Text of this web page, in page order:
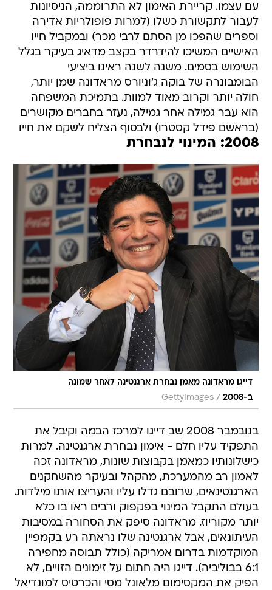
עם עצמו. קריירת האימון לא התרוממה, הניסיונות
לעבור לתקשורת כשלו (למרות פופולריות אדירה
וספרים שהפכו מן הסתם לרבי מכר) ובמקביל חייו
האישיים המשיכו להידרדר בקצב מדאיג בעיקר בגלל
השימוש בסמים. משנה לשנה ראינו ביציעי
הבומבונרה של בוקה ג'וניורס מראדונה שמן יותר,
חולה יותר וקרוב מאוד למוות. בתמיכת המשפחה
הוא עבר גמילה אחר גמילה, נעזר בחברים מקושרים
(בראשם פידל קסטרו) ולבסוף הצליח לשקם את חייו
2008: המינוי לנבחרת
דייגו מראדונה מאמן נבחרת ארגנטינה לאחר שמונה
ב-2008
/
GettyImages
בנובמבר 2008 שב דייגו למרכז הבמה וקיבל את
התפקיד עליו חלם - אימון נבחרת ארגנטינה. למרות
כישלונותיו כמאמן בקבוצות שונות, מראדונה זכה
לאמון רב מהמערכת, מהקהל ובעיקר מהשחקנים
הארגנטינאים, שרובם גדלו עליו והעריצו אותו מילדות.
בעולם התקבל המינוי בפקפוק ורבים ראו בו כלא
יותר מקוריוז. מראדונה סיפק את הסחורה במסיבות
העיתונאים, אבל ארגנטינה שלו נראתה רע בקמפיין
המוקדמות בדרום אמריקה (כולל תבוסה מחפירה
6:1 בבוליביה). דייגו היה חתום על זימונים הזויים, לא
הפיק את המקסימום מלאונל מסי והכרטיס למונדיאל